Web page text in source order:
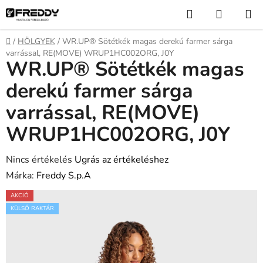
Ugrás
fő
tartalomhoz
KeresésKOSÁR
Kezdőlap
/ HÖLGYEK / WR.UP® Sötétkék magas derekú farmer sárga
varrással, RE(MOVE) WRUP1HC002ORG, J0Y
WR.UP® Sötétkék magas
derekú farmer sárga
varrással, RE(MOVE)
WRUP1HC002ORG, J0Y
A
termék
átlagos
értékelése
Nincs értékelés Ugrás az értékeléshez
Márka: Freddy S.p.A
AKCIÓ
KÜLSŐ RAKTÁR